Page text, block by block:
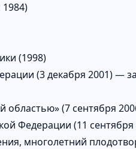
(1998)
(3 декабря 2001) —
областью» (7 сентября
Федерации (11
многолетний